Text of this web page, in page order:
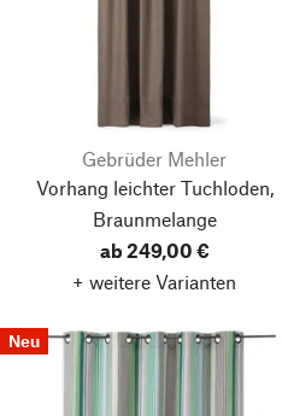
Gebrüder Mehler
Vorhang leichter Tuchloden,
Braunmelange
ab 249,00 €
+ weitere Varianten
Neu